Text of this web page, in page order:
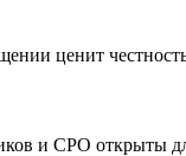
ценит
и CPO открыты